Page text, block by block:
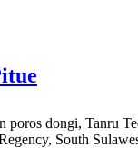
poros dongi, Tanru
South